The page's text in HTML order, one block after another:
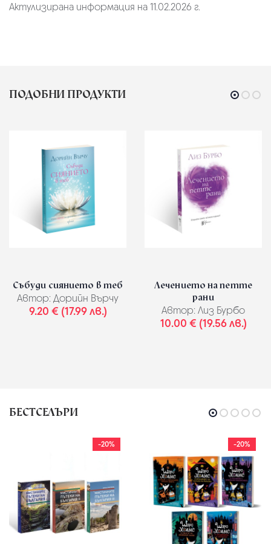
Актулизирана информация на 11.02.2026 г.
ПОДОБНИ ПРОДУКТИ
Събуди сиянието в теб
Автор: Дорийн Върчу
9.20 € (17.99 лв.)
Лечението на петте
рани
Автор: Лиз Бурбо
10.00 € (19.56 лв.)
БЕСТСЕЛЪРИ
-20% -20%